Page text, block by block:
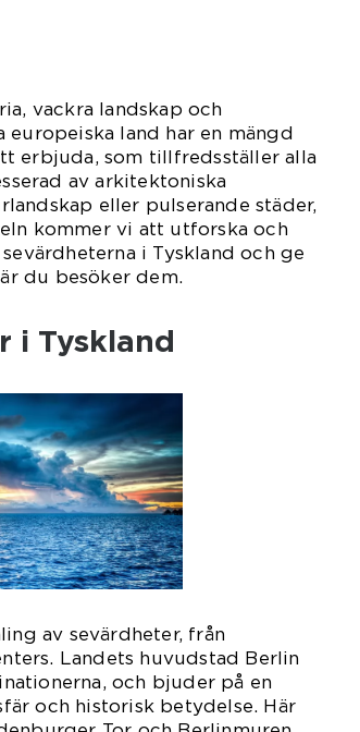
vackra landskap och
land har en mängd
erbjuda, som tillfredsställer alla
av arkitektoniska
eller pulserande städer,
kommer vi att utforska och
i Tyskland och ge
du besöker dem.
i Tyskland
av sevärdheter, från
Landets huvudstad Berlin
och bjuder på en
och historisk betydelse. Här